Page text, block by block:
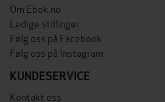
Om Ebok.no
Ledige stillinger
Følg oss på Facebook
Følg oss på Instagram
KUNDESERVICE
Kontakt oss